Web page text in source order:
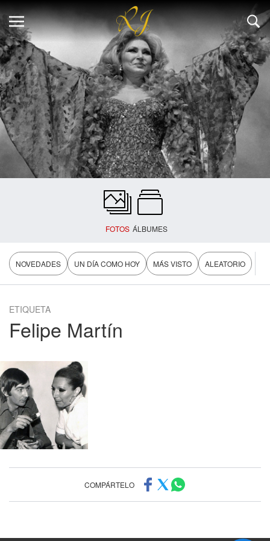
FOTOS ÁLBUMES
NOVEDADES UN DÍA COMO HOY MÁS VISTO ALEATORIO
ETIQUETA
Felipe Martín
COMPÁRTELO